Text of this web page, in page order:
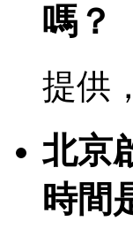
嗎？
提供
北京
時間